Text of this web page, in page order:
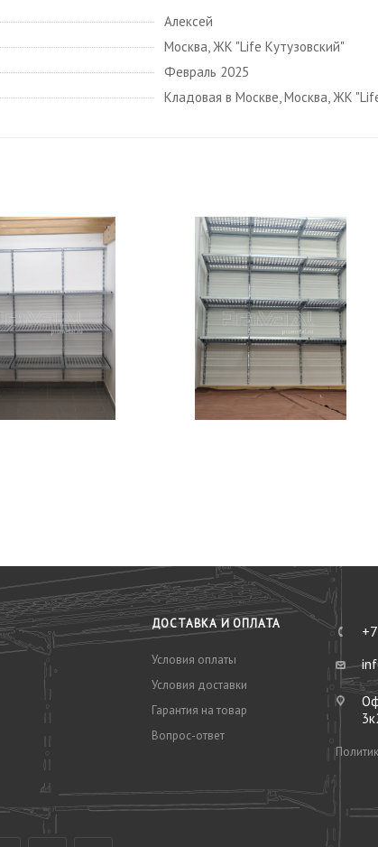
Алексей
Москва, ЖК "Life Кутузовский"
Февраль 2025
Кладовая в Москве, Москва, ЖК
ДОСТАВКА И ОПЛАТА
Условия оплаты
Условия доставки
Гарантия на товар
Вопрос-ответ